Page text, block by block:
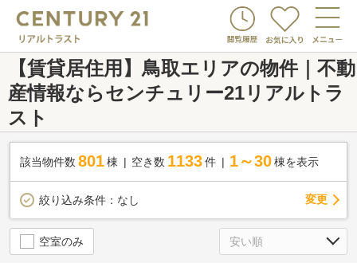
【賃貸居住用】鳥取エリアの物件｜不動
産情報ならセンチュリー21リアルトラ
スト
該当物件数 801棟 空き数 1133 件 1～30 棟を表示
絞り込み条件： なし 変更
空室のみ